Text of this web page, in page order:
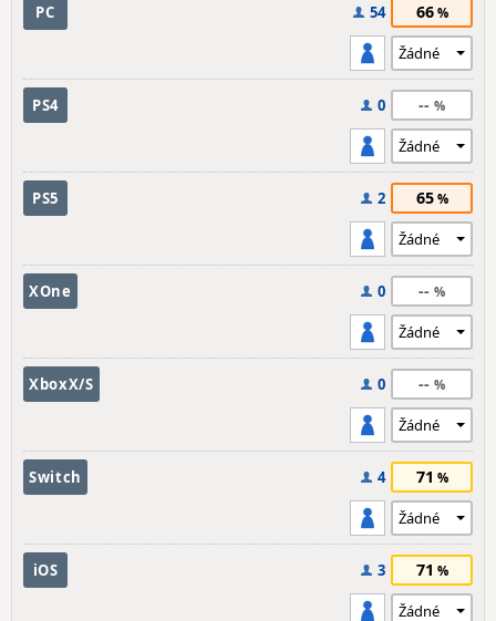
PC 54 66
PS4 0 --
PS5 2 65
XOne 0 --
XboxX/S 0 --
Switch 4 71
iOS 3 71